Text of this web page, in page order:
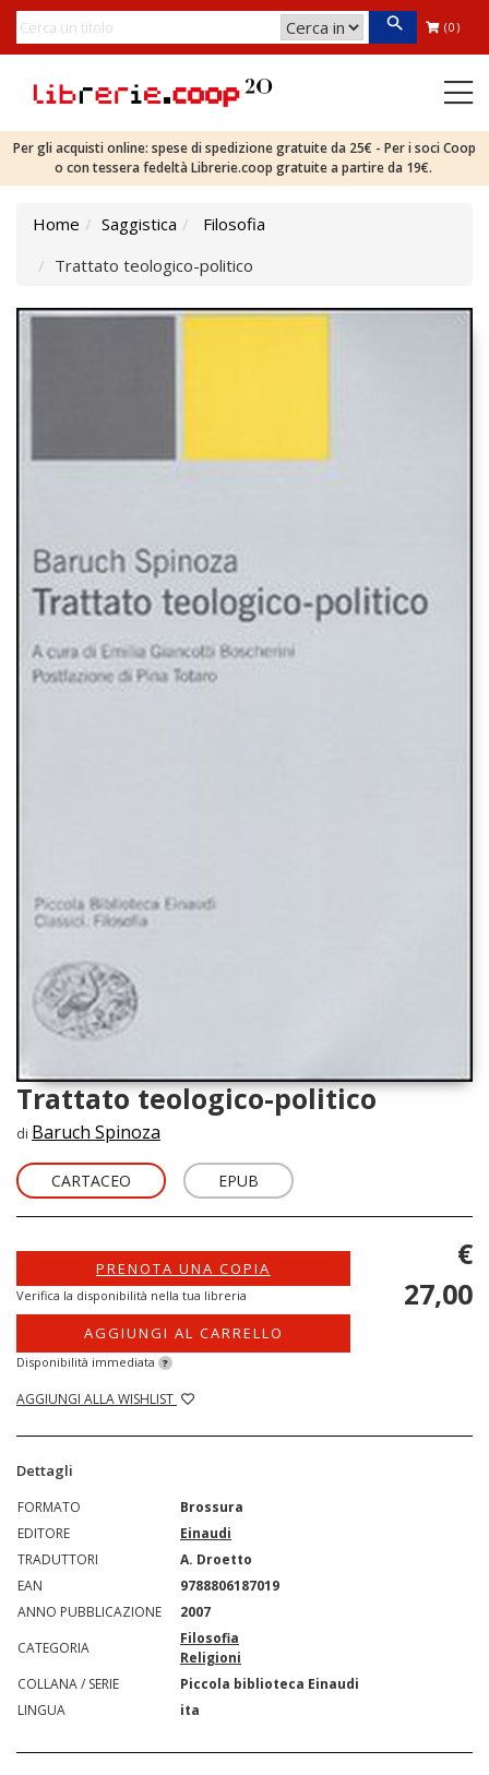
(0)
Per gli acquisti online: spese di spedizione gratuite da 25€ - Per i soci Coop
o con tessera fedeltà Librerie.coop gratuite a partire da 19€.
Home Saggistica
Filosofia
Trattato teologico-politico
Trattato teologico-politico
di Baruch Spinoza
CARTACEO EPUB
PRENOTA UNA COPIA
Verifica la disponibilità nella tua libreria
AGGIUNGI AL CARRELLO
Disponibilità immediata ?
AGGIUNGI ALLA WISHLIST
€
27,00
Dettagli
FORMATO
Brossura
EDITORE
Einaudi
TRADUTTORI
A. Droetto
EAN
9788806187019
ANNO PUBBLICAZIONE
2007
CATEGORIA
Filosofia
Religioni
COLLANA / SERIE
Piccola biblioteca Einaudi
LINGUA
ita